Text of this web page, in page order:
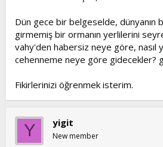
a
n
h
i
Dün gece bir belgeselde, dünyanın
girmemiş bir ormanın yerlilerini
vahy'den habersiz neye göre, nasıl
cehenneme neye göre gidecekler?
Fikirlerinizi öğrenmek isterim.
Y yigit
New member